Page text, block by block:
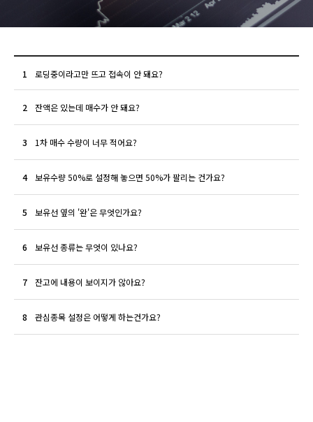
1 로딩중이라고만 뜨고 접속이 안 돼요?
2 잔액은 있는데 매수가 안 돼요?
3 1차 매수 수량이 너무 적어요?
4 보유수량 50%로 설정해 놓으면 50%가 팔리는 건가요?
5 보유선 옆의 '완'은 무엇인가요?
6 보유선 종류는 무엇이 있나요?
7 잔고에 내용이 보이지가 않아요?
8 관심종목 설정은 어떻게 하는건가요?